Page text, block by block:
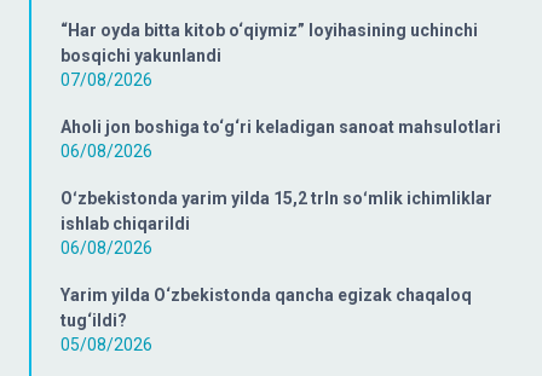
“Har oyda bitta kitob o‘qiymiz” loyihasining uchinchi
bosqichi yakunlandi
07/08/2026
Aholi jon boshiga to‘g‘ri keladigan sanoat mahsulotlari
06/08/2026
Oʻzbekistonda yarim yilda 15,2 trln soʻmlik ichimliklar
ishlab chiqarildi
06/08/2026
Yarim yilda O‘zbekistonda qancha egizak chaqaloq
tug‘ildi?
05/08/2026